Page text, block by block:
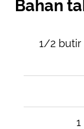
Bahan
1/2 butir